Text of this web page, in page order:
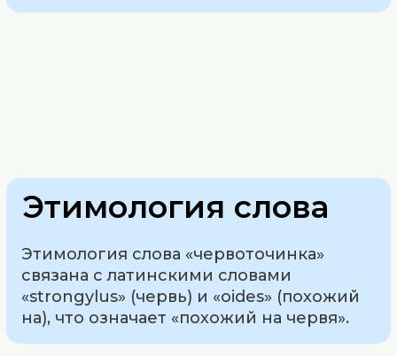
Этимология слова
Этимология слова «червоточинка»
связана с латинскими словами
«strongylus» (червь) и «oides» (похожий
на), что означает «похожий на червя».